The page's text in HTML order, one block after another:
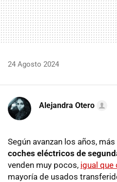
24 Agosto 2024
Alejandra Otero
Según avanzan los años,
coches eléctricos de
venden muy pocos, igual que
mayoría de usados